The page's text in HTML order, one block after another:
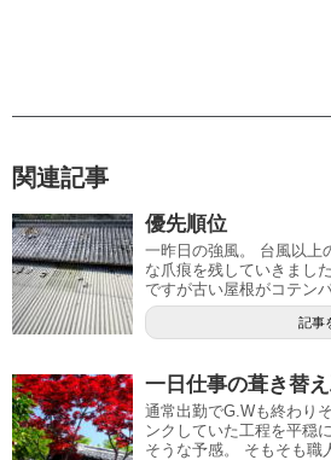
関連記事
優先順位
一昨日の強風。 台風以上
な爪痕を残していきまし
ですが古い屋根がコテン
記事
一日仕事の葺き替
通常出勤でG.Wも終わり
ンクしていた工程を平穏
そうな予感。 そもそも職